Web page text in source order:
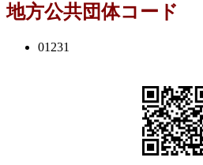
地方公共団体コード
01231